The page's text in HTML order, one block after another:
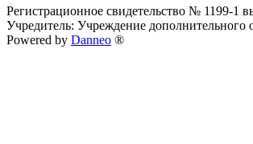
Регистрационное свидетельство № 1199-1
Учредитель: Учреждение дополнительного
Powered by Danneo ®